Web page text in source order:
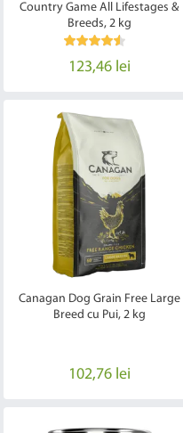
Country Game All Lifestages &
Breeds, 2 kg
123,46 lei
Canagan Dog Grain Free Large
Breed cu Pui, 2 kg
102,76 lei